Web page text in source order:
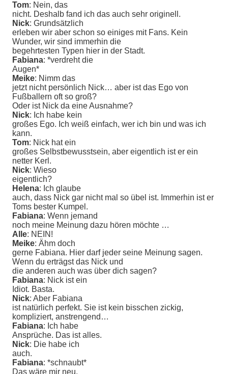
Tom: Nein, das
nicht. Deshalb fand ich das auch sehr originell.
Nick: Grundsätzlich
erleben wir aber schon so einiges mit Fans. Kein
Wunder, wir sind immerhin die
begehrtesten Typen hier in der Stadt.
Fabiana: *verdreht die
Augen*
Meike: Nimm das
jetzt nicht persönlich Nick… aber ist das Ego von
Fußballern oft so groß?
Oder ist Nick da eine Ausnahme?
Nick: Ich habe kein
großes Ego. Ich weiß einfach, wer ich bin und was ich
kann.
Tom: Nick hat ein
großes Selbstbewusstsein, aber eigentlich ist er ein
netter Kerl.
Nick: Wieso
eigentlich?
Helena: Ich glaube
auch, dass Nick gar nicht mal so übel ist. Immerhin ist er
Toms bester Kumpel.
Fabiana: Wenn jemand
noch meine Meinung dazu hören möchte …
Alle: NEIN!
Meike: Ähm doch
gerne Fabiana. Hier darf jeder seine Meinung sagen.
Wenn du erträgst das Nick und
die anderen auch was über dich sagen?
Fabiana: Nick ist ein
Idiot. Basta.
Nick: Aber Fabiana
ist natürlich perfekt. Sie ist kein bisschen zickig,
kompliziert, anstrengend…
Fabiana: Ich habe
Ansprüche. Das ist alles.
Nick: Die habe ich
auch.
Fabiana: *schnaubt*
Das wäre mir neu.